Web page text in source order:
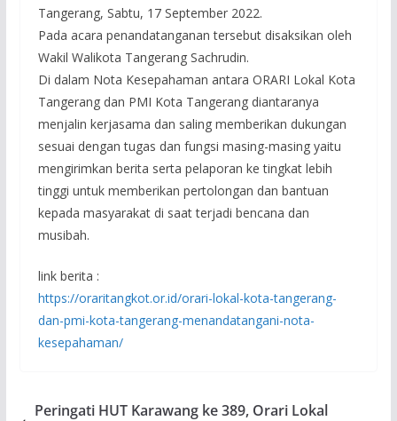
Tangerang, Sabtu, 17 September 2022.
Pada acara penandatanganan tersebut disaksikan oleh
Wakil Walikota Tangerang Sachrudin.
Di dalam Nota Kesepahaman antara ORARI Lokal Kota
Tangerang dan PMI Kota Tangerang diantaranya
menjalin kerjasama dan saling memberikan dukungan
sesuai dengan tugas dan fungsi masing-masing yaitu
mengirimkan berita serta pelaporan ke tingkat lebih
tinggi untuk memberikan pertolongan dan bantuan
kepada masyarakat di saat terjadi bencana dan
musibah.
link berita :
https://oraritangkot.or.id/orari-lokal-kota-tangerang-
dan-pmi-kota-tangerang-menandatangani-nota-
kesepahaman/
Peringati HUT Karawang ke 389, Orari Lokal